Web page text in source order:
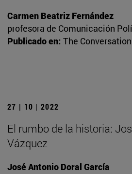
Carmen Beatriz Fernández
profesora de Comunicación
Publicado en: The Conversation
27 | 10 | 2022
El rumbo de la historia:
Vázquez
José Antonio Doral García